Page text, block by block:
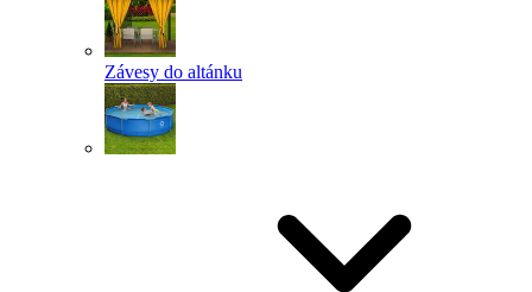
Závesy do altánku